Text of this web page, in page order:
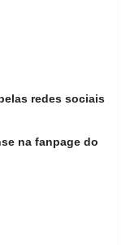
redes sociais
na fanpage do